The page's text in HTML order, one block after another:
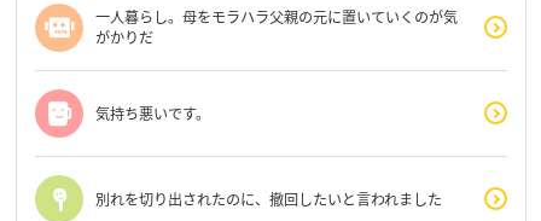
一人暮らし。母をモラハラ父親の元に置いていくのが気
がかりだ
気持ち悪いです。
別れを切り出されたのに、撤回したいと言われました